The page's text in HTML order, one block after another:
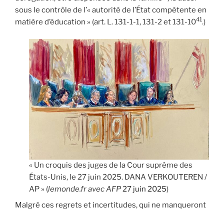
sous le contrôle de l’« autorité de l’État compétente en
matière d’éducation » (art. L. 131-1-1, 131-2 et 131-1041.)
« Un croquis des juges de la Cour suprême des
États-Unis, le 27 juin 2025. DANA VERKOUTEREN /
AP » (lemonde.fr avec AFP27 juin 2025)
Malgré ces regrets et incertitudes, qui ne manqueront